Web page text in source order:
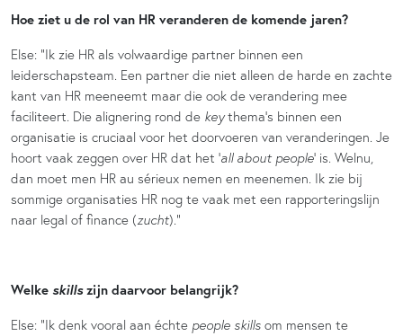
Hoe ziet u de rol van HR veranderen de komende jaren?
Else: “Ik zie HR als volwaardige partner binnen een
leiderschapsteam. Een partner die niet alleen de harde en zachte
kant van HR meeneemt maar die ook de verandering mee
faciliteert. Die alignering rond de keythema’s binnen een
organisatie is cruciaal voor het doorvoeren van veranderingen. Je
hoort vaak zeggen over HR dat het ‘all about people’ is. Welnu,
dan moet men HR au sérieux nemen en meenemen. Ik zie bij
sommige organisaties HR nog te vaak met een rapporteringslijn
naar legal of finance (zucht).”
Welke skillszijn daarvoor belangrijk?
Else: “Ik denk vooral aan échte people skills om mensen te